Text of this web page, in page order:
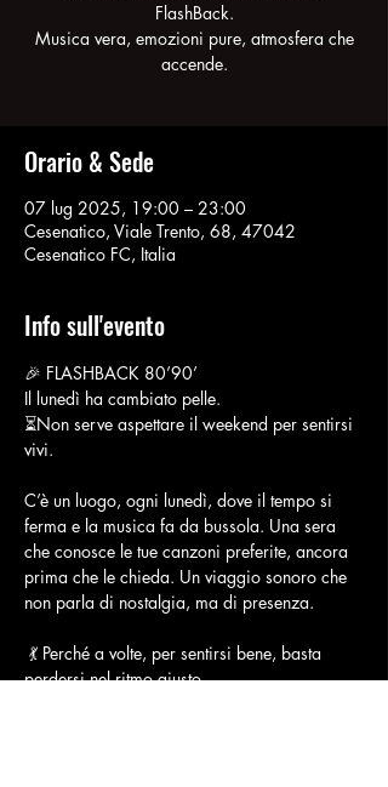
FlashBack.
Musica vera, emozioni pure, atmosfera che
accende.
Orario & Sede
07 lug 2025, 19:00 – 23:00
Cesenatico, Viale Trento, 68, 47042
Cesenatico FC, Italia
Info sull'evento
🎉 FLASHBACK 80’90’
Il lunedì ha cambiato pelle.
⏳Non serve aspettare il weekend per sentirsi
vivi.
C’è un luogo, ogni lunedì, dove il tempo si
ferma e la musica fa da bussola. Una sera
che conosce le tue canzoni preferite, ancora
prima che le chieda. Un viaggio sonoro che
non parla di nostalgia, ma di presenza.
💃 Perché a volte, per sentirsi bene, basta
perdersi nel ritmo giusto.